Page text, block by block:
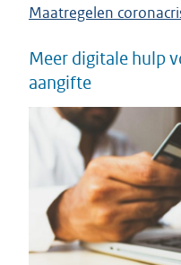
Maatregelen
Meer digitale hulp
aangifte